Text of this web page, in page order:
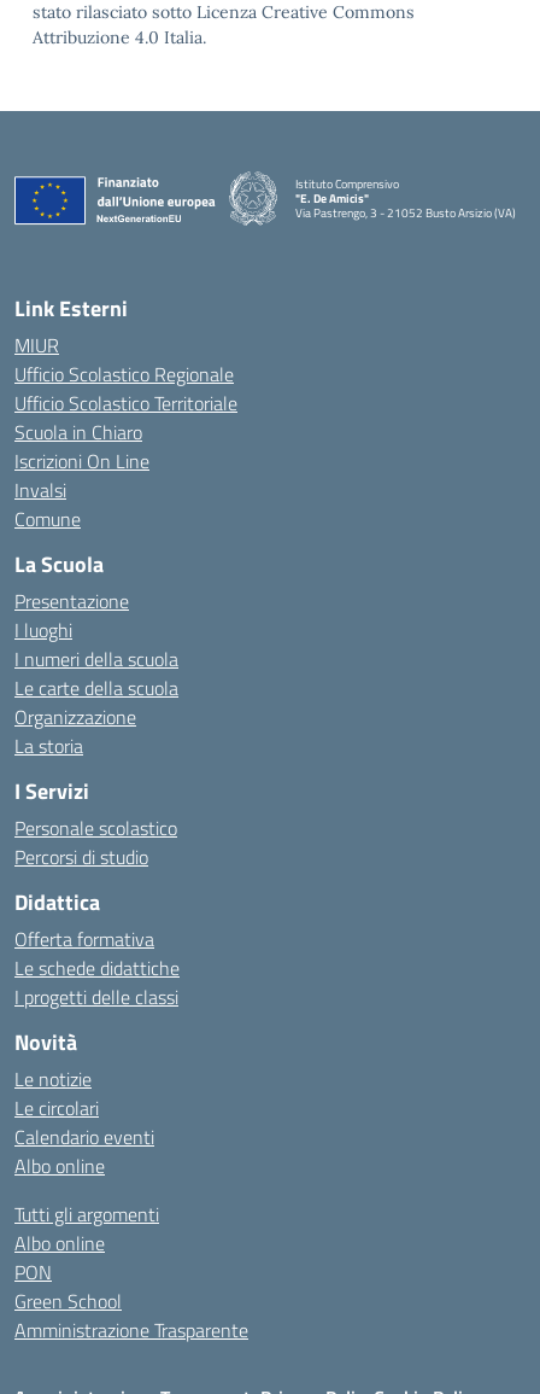
stato rilasciato sotto Licenza Creative Commons
Attribuzione 4.0 Italia.
Istituto Comprensivo
"E. De Amicis"
Via Pastrengo, 3 - 21052 Busto Arsizio (VA)
Link Esterni
MIUR
Ufficio Scolastico Regionale
Ufficio Scolastico Territoriale
Scuola in Chiaro
Iscrizioni On Line
Invalsi
Comune
La Scuola
Presentazione
I luoghi
I numeri della scuola
Le carte della scuola
Organizzazione
La storia
I Servizi
Personale scolastico
Percorsi di studio
Didattica
Offerta formativa
Le schede didattiche
I progetti delle classi
Novità
Le notizie
Le circolari
Calendario eventi
Albo online
Tutti gli argomenti
Albo online
PON
Green School
Amministrazione Trasparente